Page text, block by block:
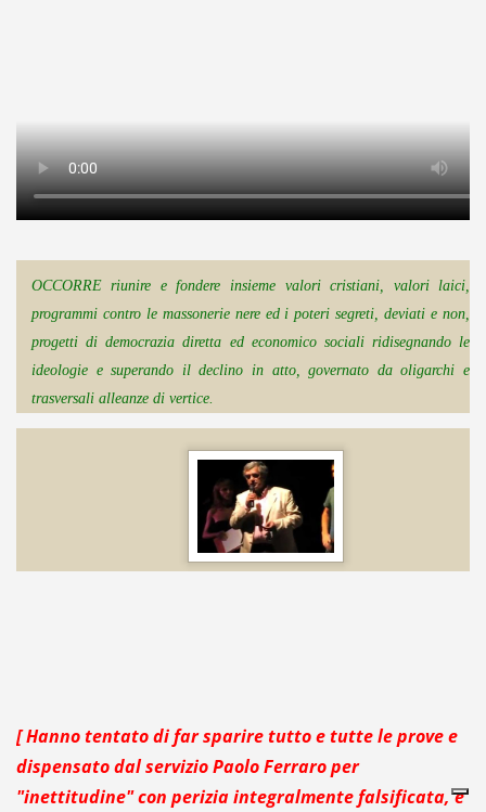
OCCORRE riunire e fondere insieme valori cristiani, valori laici,
programmi contro le massonerie nere ed i poteri segreti, deviati e non,
progetti di democrazia diretta ed economico sociali ridisegnando le
ideologie e superando il declino in atto, governato da oligarchi e
trasversali alleanze di vertice.
[ Hanno tentato di far sparire tutto e tutte le prove e
dispensato dal servizio Paolo Ferraro per
"inettitudine" con perizia integralmente falsificata, e